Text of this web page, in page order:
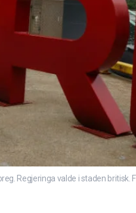
Regjeringa valde i staden britisk.